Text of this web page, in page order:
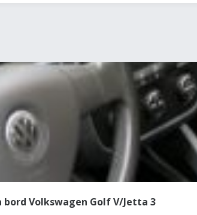
bord Volkswagen Golf V/Jetta 3